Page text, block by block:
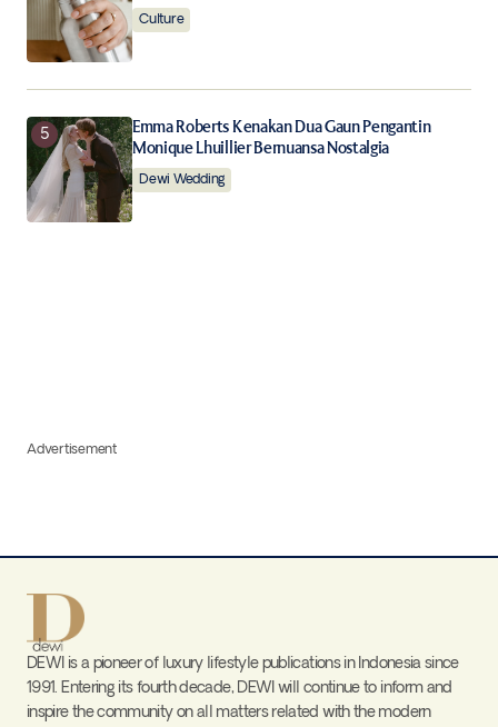
Culture
Emma Roberts Kenakan Dua Gaun Pengantin
Monique Lhuillier Bernuansa Nostalgia
Dewi Wedding
Advertisement
DEWI is a pioneer of luxury lifestyle publications in Indonesia since
1991. Entering its fourth decade, DEWI will continue to inform and
inspire the community on all matters related with the modern